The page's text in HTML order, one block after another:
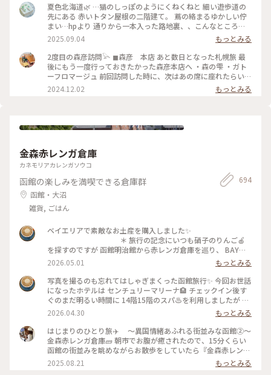
夏色北海道🌿 …猫のしっぽのようにくねくねと 細い遊歩道の
先にある 赤いトタン屋根の二階建て。 蔦の絡まるゆかしい佇
まい…hpより 通りから一本入った路地裏、、こんなところ
に？ 蔦と白い暖簾と 赤い屋根と。 〈木造民家コーヒーの店〉
「森彦」さんは ひっそりと。 1996年に建てられた 小さな小さ
な木造民家から MORIHIKO.のストーリーが始まった、という
本店。 さすがの人気店、お待ちの方たちが 途切れない。 そろ
そろ西に傾く日差しの 一階のテーブル席で ガトーフロマージ
ュ、アイスグリーンティー シブースト、森の雫（オリジナル
ブレンド）を。。 改装に 足掛け3年の時間を要したという 余
造民家コーヒーの店#レトロ喫茶#札幌カフェ#ゆるりカフェ時
2025.09.04
もっとみる
2度目の森彦訪問𓅪 ◼︎森彦 本店 あと数日となった札幌旅 最
後にもう一度行っておきたかった森彦本店へ ・森の雫 ・ガト
ーフロマージュ 前回訪問した時に、次はあの席に座れたらい
いなと思っていた窓際の席に座ることができました♡ まだ2回
目なのに私にとって最高に特別なお店 時計の秒針の音も 店員
だろうな (coffee & something) ガトーフロマージュもほんの
2024.12.02 もっとみる
金森赤レンガ倉庫
カネモリアカレンガソウコ
函館の楽しみを満喫できる倉庫群
函館・大沼
雑貨, ごはん
694
ベイエリアで素敵なお土産を購入しました✨
＊ 旅行の記念にいつも硝子のりんご🍎
を探すのですが 函館明治館から赤レンガ倉庫を巡り、 BAYは
こだて内、瑠璃工房さんで すり硝子とレースのりんごオブジ
ェに出会いました✨ お隣りのフクロウ🦉さんは 先日、小岩井
農場で出会いましたが、函館にも居ました😁
＊ そして、赤レンガ倉庫柄のポーチも🎵
初日に気になって見てたのですが購入には至らず… 次の日にな
り、やっぱり欲しい✨と 再びベイエリアへ🤪 買わなかったら
きっと後悔してた💦 そのくらいお気に入りになりました✨
＊ 写真たてに入れてあるのは センチュリ
ーマリーナのお土産屋さんで購入したポストカードです。 お部
屋の一角が函館になりました✨ ＊ #ちいさ
な列車旅
2026.05.01
もっとみる
写真を撮るのも忘れてはしゃぎまくった函館旅行✨ 今回お世話
になったホテルは センチュリーマリーナ🏨 チェックイン後す
ぐのまだ明るい時間に 14階15階のスパ♨️を利用しましたが 眺
めがサイコーでした🤗 15階の開放感溢れる露天風呂に、14階
のあつ湯は まだ肌寒い函館の春を歩いた体をしっかりほぐし
て😌 海や函館山を眺めながらの♨️至福✨ 夜は館内のジンギス
カン料理のお店を利用しました。 個室で楽しめるのでお酒🍻
も進みます⤴︎⤴︎ チェックイン前に金森赤レンガ倉庫のビアホ
ールで すでに2杯飲んでいましたが🤣 そして、噂に名高いセン
チュリーマリーナの朝食✨ 端から端まで見れないほどのものす
2026.04.30
もっとみる
はじまりのひとり旅✈️ 〜異国情緒あふれる街並みな函館②〜
金森赤レンガ倉庫🧱 朝市でお腹が癒されたので、15分くらい
函館の街並みを眺めながらお散歩をしていたら『金森赤レンガ
倉庫』に到着🗽 港に並ぶ赤レンガの倉庫は明治時代に建造さ
れ、歴史を感じさせられる外観と「函館ヒストリープラザ」
2025.08.21 もっとみる